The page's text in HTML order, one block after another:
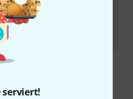
serviert!
II FetAmp Bundle
MwSt.